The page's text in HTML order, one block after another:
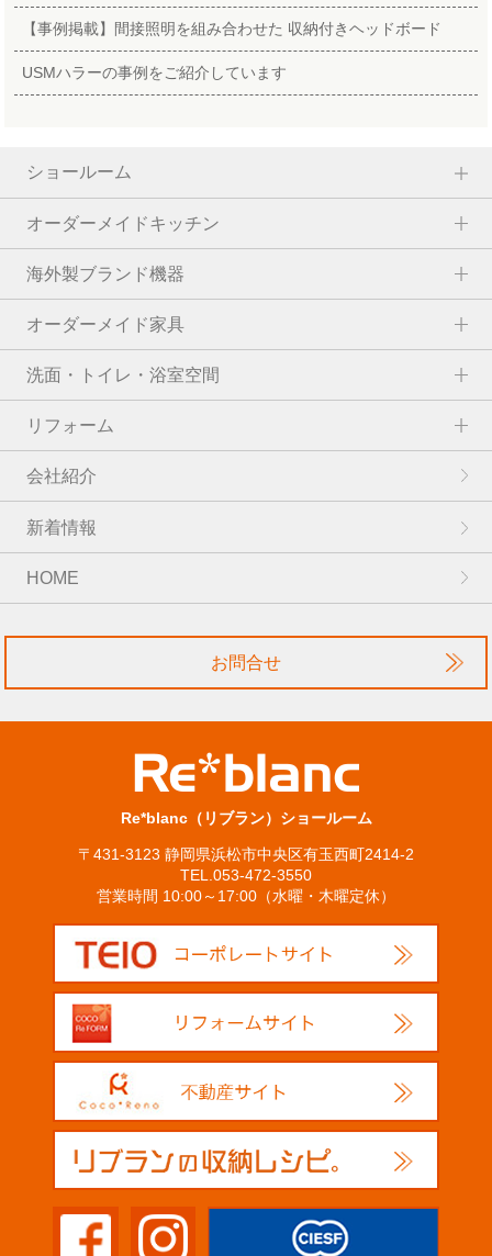
【事例掲載】間接照明を組み合わせた 収納付きヘッドボード
USMハラーの事例をご紹介しています
ショールーム
オーダーメイドキッチン
海外製ブランド機器
オーダーメイド家具
洗面・トイレ・浴室空間
リフォーム
会社紹介
新着情報
HOME
お問合せ
Re*blanc（リブラン）ショールーム
〒431-3123 静岡県浜松市中央区有玉西町2414-2
TEL.053-472-3550
営業時間 10:00～17:00（水曜・木曜定休）